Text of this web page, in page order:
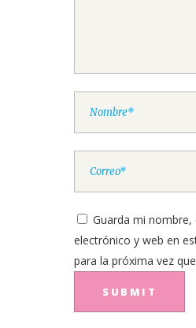
Guarda mi nombre,
electrónico y web en
para la próxima vez